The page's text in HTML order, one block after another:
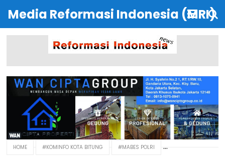
Media Reformasi Indonesia (MRI)
HOME #KOMINFO KOTA BITUNG #MABES POLRI